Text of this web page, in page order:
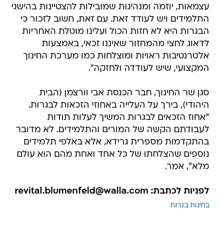
עצמאות, יוזמה ומנהיגות שמובילות להצטיינות בהישגי
התלמידים ויש לעודד זאת. עם זאת, חשוב לזכור כי
הבגרות היא לא חזות הכול ועלינו מוטלת האחריות
לדאוג לחצי מהמחזור שאיננו זכאי, באמצעות
אלטרנטיבות ראויות ומוצלחות כמו מערכת החינוך
המקצועי, שיש לעודדה ולחזקה".
סגן שר החינוך, חבר הכנסת אבי וורצמן (הבית
היהודי), בירך על העלייה באחוזי הזכאות לבגרות.
"אחוז הזכאים לבגרות המשיך לעלות תודות
לעבודתם הקשה של המורים והתלמידים. לא מדובר
בהתקדמות מספרית גרידא, אלא באלפי תלמידים
נוספים שהצלחתו של כל אחד ואחת מהם הוא עולם
מלא", אמר.
לפניות לכתבת: revital.blumenfeld@walla.com
בחינות בגרות